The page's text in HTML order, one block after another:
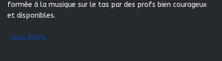
formée à la musique sur le tas par des profs bien courageux
et disponibles.
plus d'info